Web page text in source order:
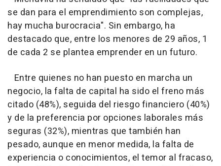
se dan para el emprendimiento son complejas,
hay mucha burocracia". Sin embargo, ha
destacado que, entre los menores de 29 años, 1
de cada 2 se plantea emprender en un futuro.
Entre quienes no han puesto en marcha un
negocio, la falta de capital ha sido el freno más
citado (48%), seguida del riesgo financiero (40%)
y de la preferencia por opciones laborales más
seguras (32%), mientras que también han
pesado, aunque en menor medida, la falta de
experiencia o conocimientos, el temor al fracaso,